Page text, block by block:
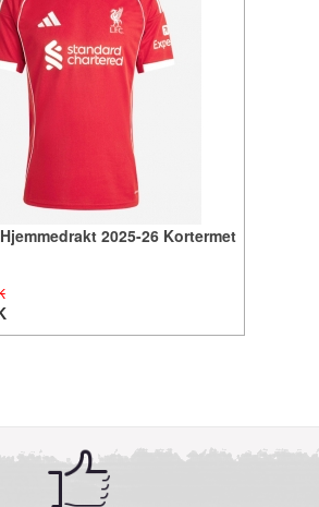
2025-26 Kortermet